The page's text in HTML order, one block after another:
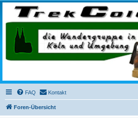
trekcologne.de
Wanderungen rund um Köln
FAQ Kontakt
Foren-Übersicht